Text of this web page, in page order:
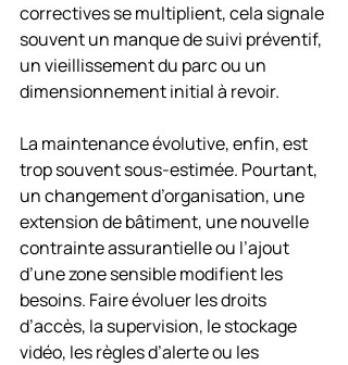
correctives se multiplient, cela signale
souvent un manque de suivi préventif,
un vieillissement du parc ou un
dimensionnement initial à revoir.
La maintenance évolutive, enfin, est
trop souvent sous-estimée. Pourtant,
un changement d’organisation, une
extension de bâtiment, une nouvelle
contrainte assurantielle ou l’ajout
d’une zone sensible modifient les
besoins. Faire évoluer les droits
d’accès, la supervision, le stockage
vidéo, les règles d’alerte ou les